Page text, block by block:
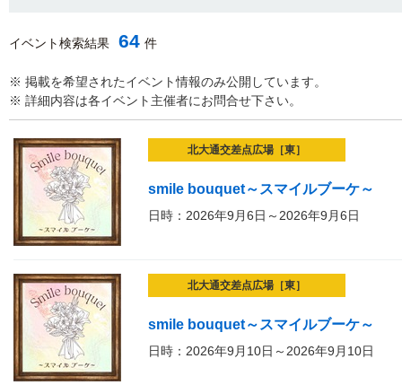
イベント検索結果 64 件
※ 掲載を希望されたイベント情報のみ公開しています。
※ 詳細内容は各イベント主催者にお問合せ下さい。
北大通交差点広場［東］
smile bouquet～スマイルブーケ～
日時：2026年9月6日～2026年9月6日
北大通交差点広場［東］
smile bouquet～スマイルブーケ～
日時：2026年9月10日～2026年9月10日